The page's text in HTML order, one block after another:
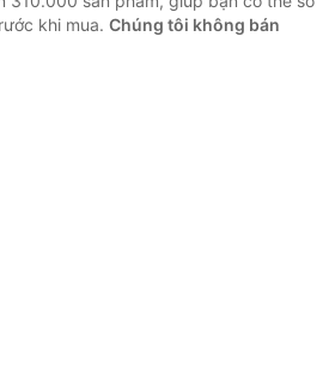
khi mua. Chúng tôi không bán